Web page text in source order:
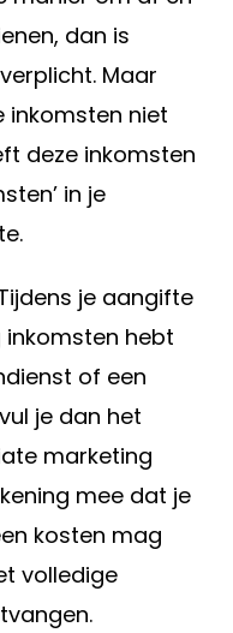
dan is
Maar
inkomsten niet
deze inkomsten
in je
je aangifte
hebt
of een
je dan het
marketing
mee dat je
kosten mag
volledige